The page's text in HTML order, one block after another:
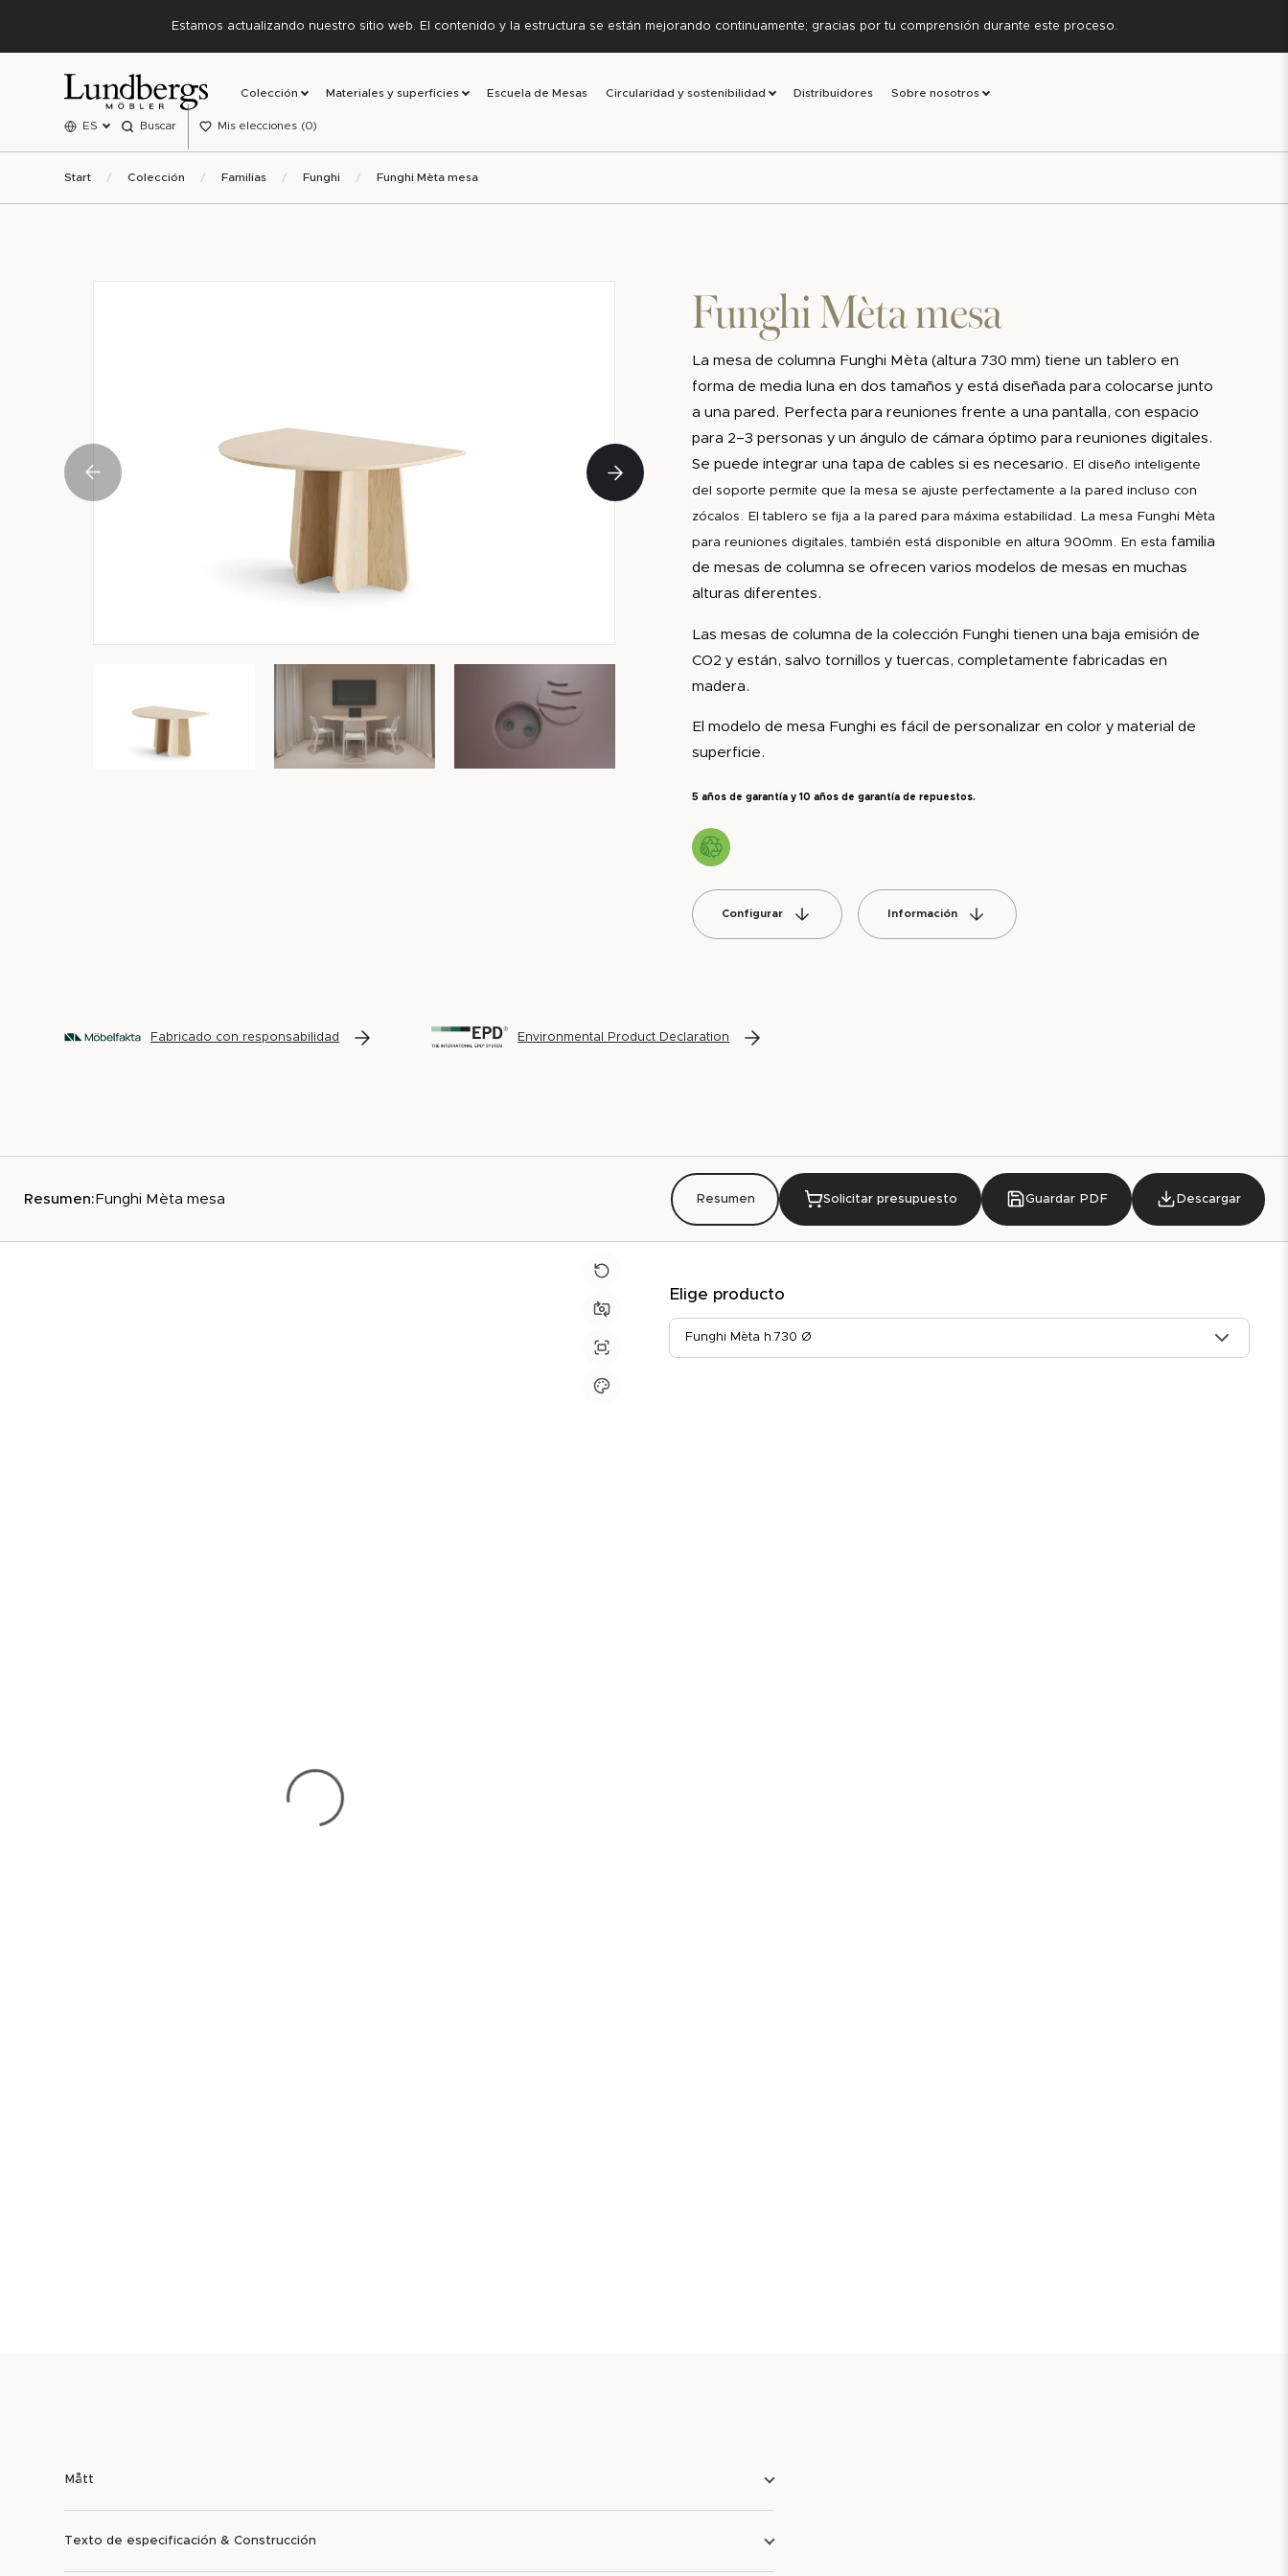
Estamos actualizando nuestro sitio web. El contenido y la estructura se están mejorando continuamente; gracias por tu comprensión durante este proceso.
Colección Materiales y superficies Escuela de Mesas Circularidad y sostenibilidad Distribuidores Sobre nosotros
ES Buscar Mis elecciones 0
Start Colección Familias Funghi Funghi Mèta mesa
Funghi Mèta mesa
La mesa de columna Funghi Mèta (altura 730 mm) tiene un tablero en
forma de media luna en dos tamaños y está diseñada para colocarse junto
a una pared. Perfecta para reuniones frente a una pantalla, con espacio
para 2–3 personas y un ángulo de cámara óptimo para reuniones digitales.
Se puede integrar una tapa de cables si es necesario.
El diseño inteligente
del soporte permite que la mesa se ajuste perfectamente a la pared incluso con
zócalos. El tablero se fija a la pared para máxima estabilidad . La mesa Funghi Mèta
para reuniones digitales, también está disponible en altura 900mm. En esta familia
de mesas de columna se ofrecen varios modelos de mesas en muchas
alturas diferentes.
Las mesas de columna de la colección Funghi tienen una baja emisión de
CO2 y están, salvo tornillos y tuercas, completamente fabricadas en
madera.
El modelo de mesa Funghi es fácil de personalizar en color y material de
superficie.
5 años de garantía y 10 años de garantía de repuestos.
Configurar Información
Fabricado con responsabilidad Environmental Product Declaration
Resumen:Funghi Mèta mesa Resumen Solicitar presupuesto Guardar PDF Descargar
Elige producto
Funghi Mèta h.730 Ø
Mått
Texto de especificación & Construcción